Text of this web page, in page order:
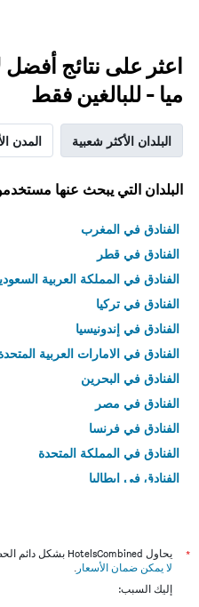
اعثر على نتائج
ميا - للبالغين فقط
البلدان الأكثر شعبية المدن
البلدان التي يبحث عنها
الفنادق في المغرب
الفنادق في قطر
الفنادق في المملكة العربية
الفنادق في تركيا
الفنادق في إندونيسيا
الفنادق في الامارات العربية
الفنادق في البحرين
الفنادق في مصر
الفنادق في فرنسا
الفنادق في المملكة المتحدة
الفنادق في إيطاليا
*
يحاول HotelsCombined بشكل دائم الحصول على الأسعار الدقيقة، ولكن
لا يمكن ضمان الأسعار .
إليك السبب: